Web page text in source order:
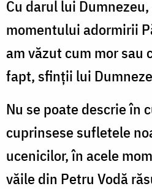
Cu darul lui
momentului adormirii
am văzut cum mor sau
fapt, sfinții lui
Nu se poate descrie în
cuprinsese sufletele
ucenicilor, în acele
văile din Petru Vodă